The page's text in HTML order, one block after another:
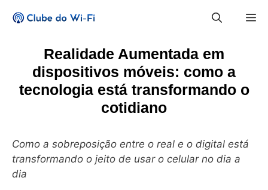
para
conteúdoRealidade Aumentada em
dispositivos móveis: como a
tecnologia está transformando o
cotidiano
Como a sobreposição entre o real e o digital está
transformando o jeito de usar o celular no dia a
dia